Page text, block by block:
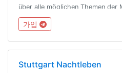
über alle möglichen Themen der
vorbei! 🎶🎧🎧Bitte die
Nachricht) beachten!
가입
Stuttgart Nachtleben